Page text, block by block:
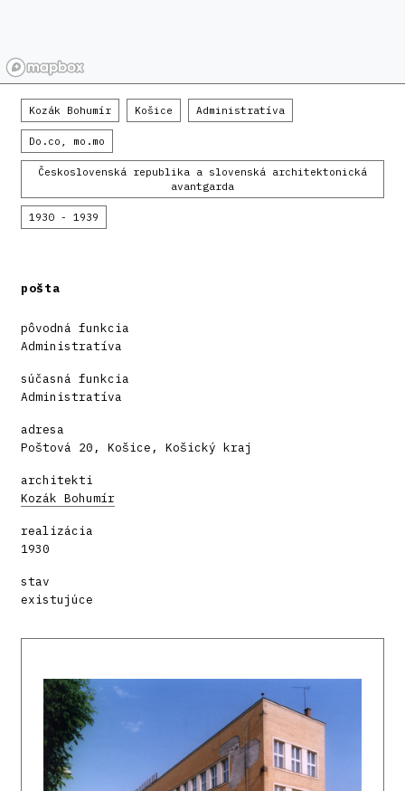
Kozák Bohumír Košice Administratíva
Do.co, mo.mo
Československá republika a slovenská architektonická
avantgarda
1930 - 1939
pošta
pôvodná funkcia
Administratíva
súčasná funkcia
Administratíva
adresa
Poštová 20, Košice, Košický kraj
architekti
Kozák Bohumír
realizácia
1930
stav
existujúce